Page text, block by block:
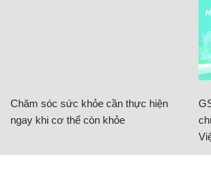
Chăm sóc sức khỏe cần thực hiện
ngay khi cơ thể còn khỏe